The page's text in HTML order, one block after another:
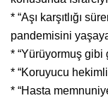
* “Aşı karşıtlığı
pandemisini
* “Yürüyormuş gibi
* “Koruyucu
* “Hasta